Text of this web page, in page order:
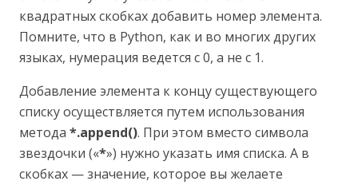
квадратных скобках добавить номер элемента.
Помните, что в Python, как и во многих других
языках, нумерация ведется с 0, а не с 1.
Добавление элемента к концу существующего
списку осуществляется путем использования
метода *.append(). При этом вместо символа
звездочки («*») нужно указать имя списка. А в
скобках — значение, которое вы желаете